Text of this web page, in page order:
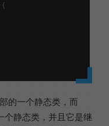
{
的一个静态类，而
静态类，并且它是继